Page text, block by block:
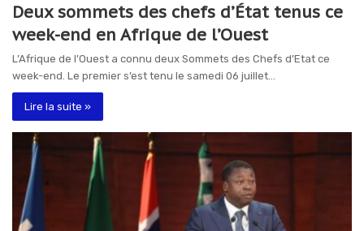
Deux sommets des chefs d’État tenus ce
week-end en Afrique de l’Ouest
L’Afrique de l’Ouest a connu deux Sommets des Chefs d’Etat ce
week-end. Le premier s’est tenu le samedi 06 juillet…
Lire la suite »